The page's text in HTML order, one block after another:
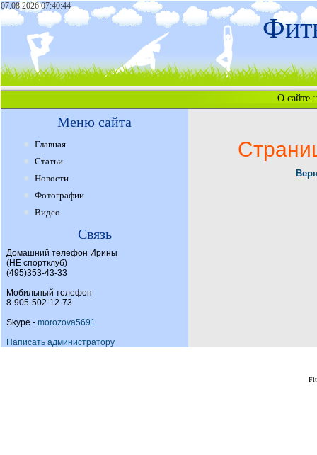
07.08.2026 07:40:44
О сайте
Меню сайта
Главная
Статьи
Новости
Фотографии
Видео
Связь
Домашний телефон Ирины
(НЕ спортклуб)
(495)353-43-33
Мобильный телефон
8-905-502-12-73
Skype - morozova5691
Написать администратору